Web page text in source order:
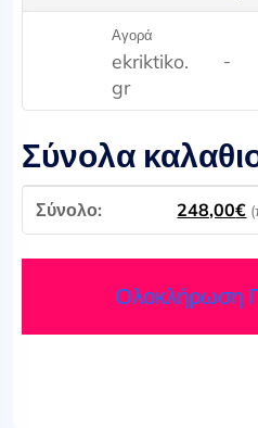
Αγορά
ekriktiko.
gr
-
Σύνολα
248,00€
Ολοκλήρωση